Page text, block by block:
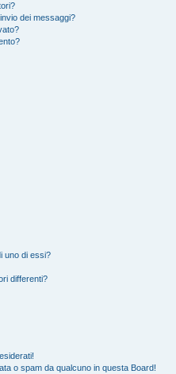
dei messaggi?
uno di essi?
differenti?
o spam da qualcuno in questa Board!